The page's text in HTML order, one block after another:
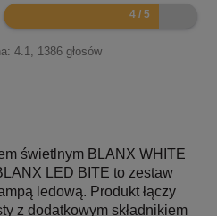
8
4.1 1386głosów
świetlnym BLANX WHITE
LED BITE to zestaw
ledową. Produkt łączy
z dodatkowym składnikiem